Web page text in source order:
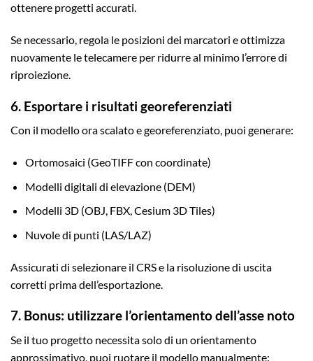
ottenere progetti accurati.
Se necessario, regola le posizioni dei marcatori e ottimizza
nuovamente le telecamere per ridurre al minimo l’errore di
riproiezione.
6. Esportare i risultati georeferenziati
Con il modello ora scalato e georeferenziato, puoi generare:
Ortomosaici (GeoTIFF con coordinate)
Modelli digitali di elevazione (DEM)
Modelli 3D (OBJ, FBX, Cesium 3D Tiles)
Nuvole di punti (LAS/LAZ)
Assicurati di selezionare il CRS e la risoluzione di uscita
corretti prima dell’esportazione.
7. Bonus: utilizzare l’orientamento dell’asse noto
Se il tuo progetto necessita solo di un orientamento
approssimativo, puoi ruotare il modello manualmente: